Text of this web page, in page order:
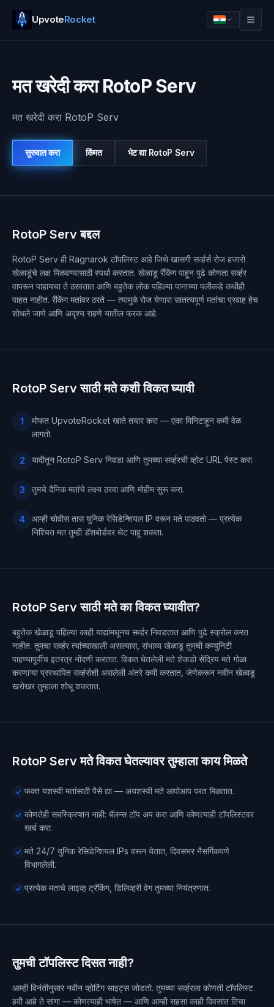
UpvoteRocket
मत खरेदी करा RotoP Serv
मत खरेदी करा RotoP Serv
सुरुवात करा किंमत भेट द्या RotoP Serv
RotoP Serv बद्दल
RotoP Serv ही Ragnarok टॉपलिस्ट आहे जिथे खासगी सर्व्हर्स रोज हजारो
खेळाडूंचे लक्ष मिळवण्यासाठी स्पर्धा करतात. खेळाडू रँकिंग पाहून पुढे कोणता सर्व्हर
वापरून पाहायचा ते ठरवतात आणि बहुतेक लोक पहिल्या पानाच्या पलीकडे कधीही
पाहत नाहीत. रँकिंग मतांवर ठरते — त्यामुळे रोज येणारा सातत्यपूर्ण मतांचा प्रवाह हेच
शोधले जाणे आणि अदृश्य राहणे यातील फरक आहे.
RotoP Serv साठी मते कशी विकत घ्यावी
1
मोफत UpvoteRocket खाते तयार करा — एका मिनिटाहून कमी वेळ
लागतो.
2 यादीतून RotoP Serv निवडा आणि तुमच्या सर्व्हरची व्होट URL पेस्ट करा.
3 तुमचे दैनिक मतांचे लक्ष्य ठरवा आणि मोहीम सुरू करा.
4
आम्ही चोवीस तास युनिक रेसिडेन्शियल IP वरून मते पाठवतो — प्रत्येक
निश्चित मत तुम्ही डॅशबोर्डवर थेट पाहू शकता.
RotoP Serv साठी मते का विकत घ्यावीत?
बहुतेक खेळाडू पहिल्या काही याद्यांमधूनच सर्व्हर निवडतात आणि पुढे स्क्रोल करत
नाहीत. तुमचा सर्व्हर त्यांच्याखाली असल्यास, संभाव्य खेळाडू तुमची कम्युनिटी
पाहण्यापूर्वीच इतरत्र नोंदणी करतात. विकत घेतलेली मते शेकडो सेंद्रिय मते गोळा
करणाऱ्या प्रस्थापित सर्व्हर्सशी असलेली अंतरे कमी करतात, जेणेकरून नवीन खेळाडू
खरोखर तुम्हाला शोधू शकतात.
RotoP Serv मते विकत घेतल्यावर तुम्हाला काय मिळते
फक्त यशस्वी मतांसाठी पैसे द्या — अयशस्वी मते आपोआप परत मिळतात.
कोणतेही सबस्क्रिप्शन नाही: बॅलन्स टॉप अप करा आणि कोणत्याही टॉपलिस्टवर
खर्च करा.
मते 24/7 युनिक रेसिडेन्शियल IPs वरून येतात, दिवसभर नैसर्गिकपणे
विभागलेली.
प्रत्येक मताचे लाइव्ह ट्रॅकिंग, डिलिव्हरी वेग तुमच्या नियंत्रणात.
तुमची टॉपलिस्ट दिसत नाही?
आम्ही विनंतीनुसार नवीन व्होटिंग साइट्स जोडतो. तुमच्या सर्व्हरला कोणती टॉपलिस्ट
हवी आहे ते सांगा — कोणत्याही भाषेत — आणि आम्ही सहसा काही दिवसांत तिचा